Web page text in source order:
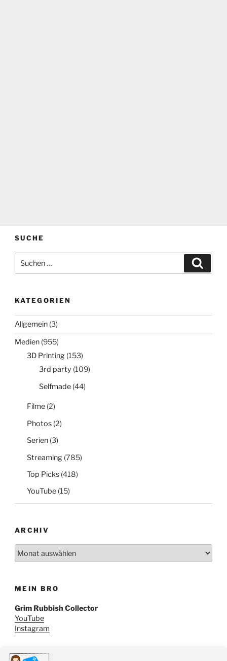
SUCHE
nach:
KATEGORIEN
Allgemein(3)
Medien(955)
3D Printing(153)
3rd party (109)
Selfmade(44)
Filme(2)
Photos(2)
Serien(3)
Streaming(785)
Top Picks(418)
YouTube(15)
ARCHIV
Archiv
MEIN BRO
Grim Rubbish Collector
YouTube
Instagram